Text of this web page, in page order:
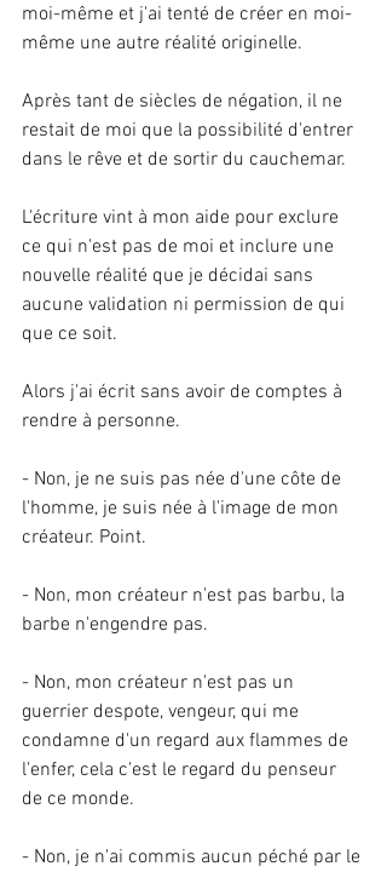
moi-même et j'ai tenté de créer en moi-
même une autre réalité originelle.
Après tant de siècles de négation, il ne
restait de moi que la possibilité d'entrer
dans le rêve et de sortir du cauchemar.
L'écriture vint à mon aide pour exclure
ce qui n'est pas de moi et inclure une
nouvelle réalité que je décidai sans
aucune validation ni permission de qui
que ce soit.
Alors j'ai écrit sans avoir de comptes à
rendre à personne.
- Non, je ne suis pas née d'une côte de
l'homme, je suis née à l'image de mon
créateur. Point.
- Non, mon créateur n'est pas barbu, la
barbe n'engendre pas.
- Non, mon créateur n'est pas un
guerrier despote, vengeur, qui me
condamne d'un regard aux flammes de
l'enfer, cela c'est le regard du penseur
de ce monde.
- Non, je n'ai commis aucun péché par le